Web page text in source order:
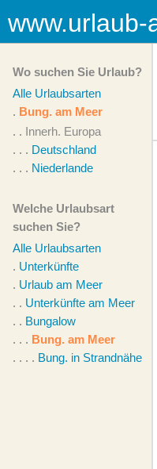
www.urlaub-
Wo suchen Sie Urlaub?
Alle Urlaubsarten
. Bung. am Meer
. . Innerh. Europa
. . . Deutschland
. . . Niederlande
Welche Urlaubsart
suchen Sie?
Alle Urlaubsarten
. Unterkünfte
. Urlaub am Meer
. . Unterkünfte am Meer
. . Bungalow
. . . Bung. am Meer
. . . . Bung. in Strandnähe